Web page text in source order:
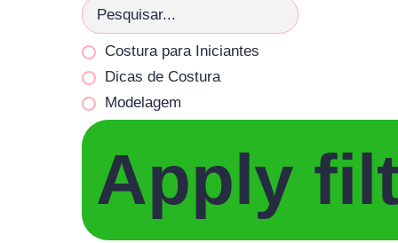
Costura para Iniciantes
Dicas de Costura
Modelagem
Apply